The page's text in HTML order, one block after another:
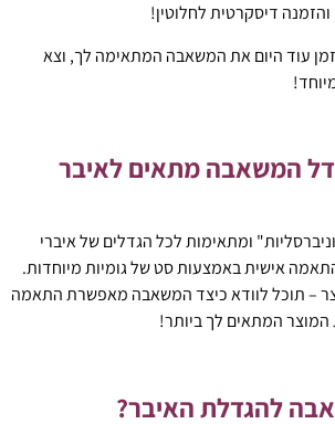
דיסקרטית לחלוטין!
עוד היום את המשאבה המתאימה לך, וצא
המשאבה מתאים לאיבר
ומתאימות לכל הגדלים של איברי
אישית באמצעות סט של גומיות מיוחדות.
– תוכל לוודא כיצד המשאבה מאפשרת התאמה
המוצר המתאים לך ביותר!
להגדלת האיבר?